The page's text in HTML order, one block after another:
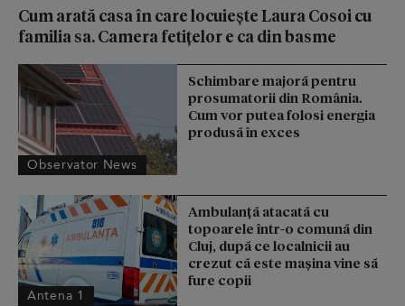
Cum arată casa în care locuiește Laura Cosoi cu
familia sa. Camera fetițelor e ca din basme
Observator News
Schimbare majoră pentru
prosumatorii din România.
Cum vor putea folosi energia
produsă în exces
Antena 1
Ambulanță atacată cu
topoarele într-o comună din
Cluj, după ce localnicii au
crezut că este mașina vine să
fure copii